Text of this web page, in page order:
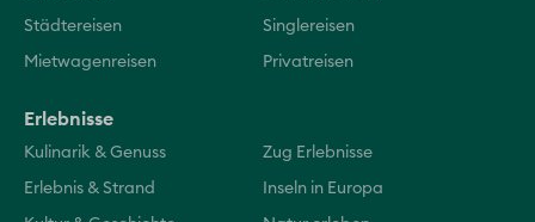
Städtereisen Singlereisen
Mietwagenreisen Privatreisen
Erlebnisse
Kulinarik & Genuss Zug Erlebnisse
Erlebnis & Strand Inseln in Europa